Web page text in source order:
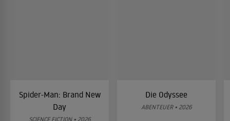
Spider-Man: Brand New
Day
SCIENCE FICTION • 2026
Die Odyssee
ABENTEUER • 2026